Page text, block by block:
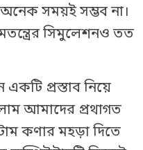
অনেক সময়ই সম্ভব না।
সিমুলেশনও তত
প্রস্তাব নিয়ে
আমাদের প্রথাগত
কণার মহড়া দিতে